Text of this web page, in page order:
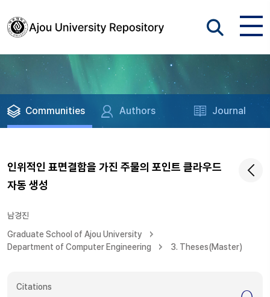
Communities Authors Journal
인위적인 표면결함을 가진 주물의 포인트 클라우드
자동 생성
남경진
Graduate School of Ajou University
Department of Computer Engineering
3. Theses(Master)
Citations